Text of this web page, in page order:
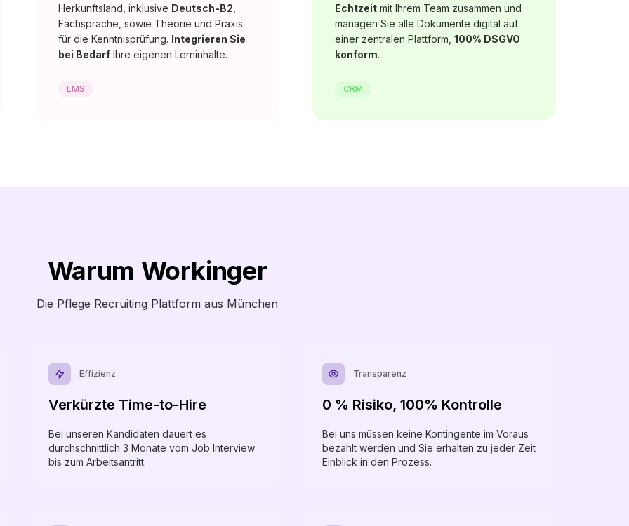
Herkunftsland, inklusive Deutsch-B2
Fachsprache, sowie Theorie und Praxis
für die Kenntnisprüfung. Integrieren Sie
bei BedarfIhre eigenen Lerninhalte.
LMS
Echtzeit mit Ihrem Team zusammen und
managen Sie alle Dokumente digital auf
einer zentralen Plattform,100% DSGVO
konform.
CRM
Warum Workinger
Die Pflege Recruiting Plattform aus München
Effizienz
Verkürzte Time-to-Hire
Bei unseren Kandidaten dauert es
durchschnittlich 3 Monate vom Job Interview
bis zum Arbeitsantritt.
Transparenz
0 % Risiko, 100% Kontrolle
Bei uns müssen keine Kontingente im Voraus
bezahlt werden und Sie erhalten zu jeder Zeit
Einblick in den Prozess.